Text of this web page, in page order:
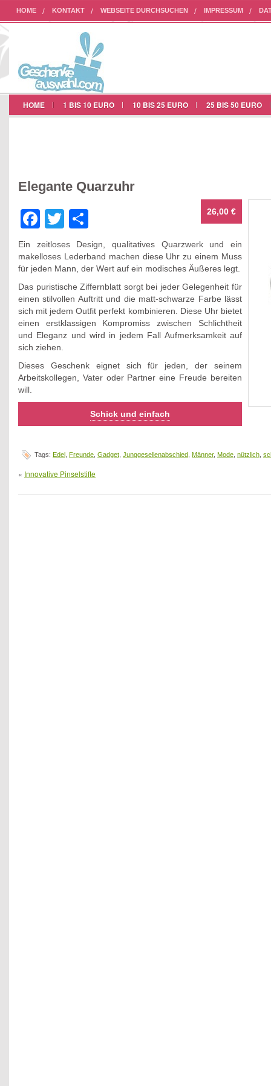
HOME KONTAKT WEBSEITE DURCHSUCHEN IMPRESSUM
AUF UNSERER WEBSEITE WERBEN
HOME 1 BIS 10 EURO 10 BIS 25 EURO 25 BIS 50 EURO
Elegante Quarzuhr
26,00 €
Facebook
Twitter
Ein zeitloses Design, qualitatives Quarzwerk und ein
makelloses Lederband machen diese Uhr zu einem Muss
für jeden Mann, der Wert auf ein modisches Äußeres legt.
Das puristische Ziffernblatt sorgt bei jeder Gelegenheit für
einen stilvollen Auftritt und die matt-schwarze Farbe lässt
sich mit jedem Outfit perfekt kombinieren. Diese Uhr bietet
einen erstklassigen Kompromiss zwischen Schlichtheit
und Eleganz und wird in jedem Fall Aufmerksamkeit auf
sich ziehen.
Dieses Geschenk eignet sich für jeden, der seinem
Arbeitskollegen, Vater oder Partner eine Freude bereiten
will.
Schick und einfach
Tags: Edel Freunde Gadget Junggesellenabschied Männer, Mode nützlich
« Innovative Pinselstifte